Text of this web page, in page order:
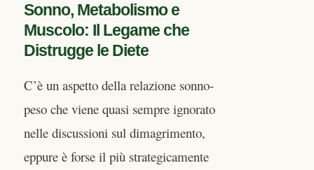
Sonno, Metabolismo e
Muscolo: Il Legame che
Distrugge le Diete
C’è un aspetto della relazione sonno-
peso che viene quasi sempre ignorato
nelle discussioni sul dimagrimento,
eppure è forse il più strategicamente